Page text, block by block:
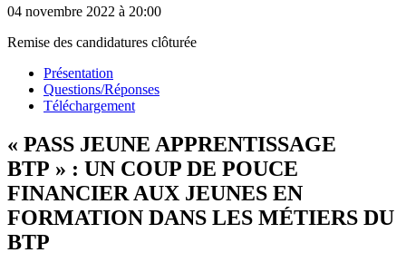
04 novembre 2022 à 20:00
Remise des candidatures clôturée
Présentation
Questions/Réponses
Téléchargement
« PASS JEUNE APPRENTISSAGE
BTP » : UN COUP DE POUCE
FINANCIER AUX JEUNES EN
FORMATION DANS LES MÉTIERS DU
BTP